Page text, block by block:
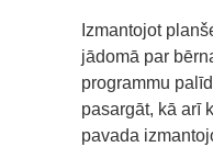
Izmantojot
jādomā par
programmu
pasargāt, kā arī
pavada